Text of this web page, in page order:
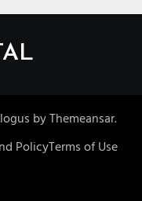
byThemeansar.
PolicyTerms of Use